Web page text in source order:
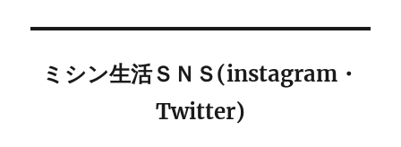
ミシン生活ＳＮＳ(instagram・
Twitter)